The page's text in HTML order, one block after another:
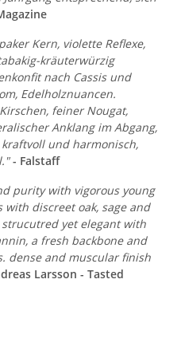
Kern, violette Reflexe,
kräuterwürzig
nach Cassis und
Edelholznuancen.
feiner Nougat,
Anklang im Abgang,
und harmonisch,
- Falstaff
purity with vigorous young
discreet oak, sage and
yet elegant with
a fresh backbone and
dense and muscular finish
Larsson - Tasted